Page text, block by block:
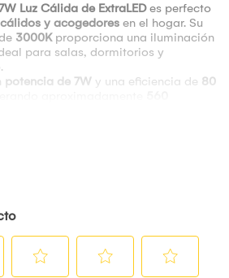
Luz Cálida de ExtraLEDes perfecto
cálidos y acogedores en el hogar. Su
3000Kproporciona una iluminación
para salas, dormitorios y
potencia de 7W y una eficiencia de 80